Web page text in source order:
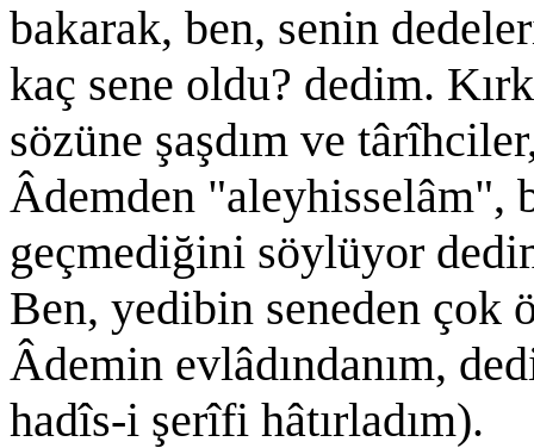
bakarak, ben, senin
kaç sene oldu? dedim.
sözüne şaşdım ve
Âdemden "aleyhisselâm",
geçmediğini söylüyor
Ben, yedibin seneden çok
Âdemin evlâdındanım,
hadîs-i şerîfi hâtırladım).